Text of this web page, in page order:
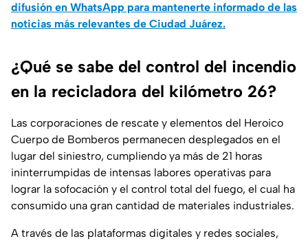
difusión en WhatsApp para mantenerte informado de las
noticias más relevantes de Ciudad Juárez.
¿Qué se sabe del control del incendio
en la recicladora del kilómetro 26?
Las corporaciones de rescate y elementos del Heroico
Cuerpo de Bomberos permanecen desplegados en el
lugar del siniestro, cumpliendo ya más de 21 horas
ininterrumpidas de intensas labores operativas para
lograr la sofocación y el control total del fuego, el cual ha
consumido una gran cantidad de materiales industriales.
A través de las plataformas digitales y redes sociales,